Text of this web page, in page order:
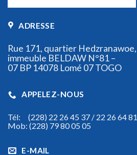
ADRESSE
Rue 171, quartier Hedzranawoe,
immeuble BELDAW N°81 –
07 BP 14078 Lomé 07 TOGO
APPELEZ-NOUS
Tél: (228) 22 26 45 37 / 22 26 64 81
Mob: (228) 79 80 05 05
E-MAIL